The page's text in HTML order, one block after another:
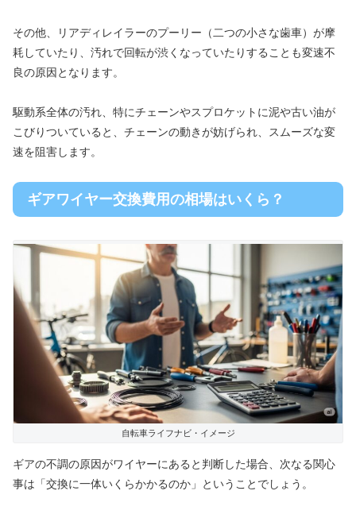
その他、リアディレイラーのプーリー（二つの小さな歯車）が摩
耗していたり、汚れで回転が渋くなっていたりすることも変速不
良の原因となります。
駆動系全体の汚れ、特にチェーンやスプロケットに泥や古い油が
こびりついていると、チェーンの動きが妨げられ、スムーズな変
速を阻害します。
ギアワイヤー交換費用の相場はいくら？
自転車ライフナビ・イメージ
ギアの不調の原因がワイヤーにあると判断した場合、次なる関心
事は「交換に一体いくらかかるのか」ということでしょう。